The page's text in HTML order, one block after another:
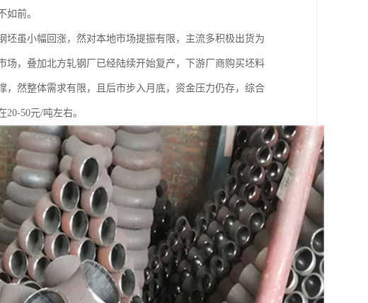
如前。
虽小幅回涨，然对本地市场提振有限，主流多积极出货为
，叠加北方轧钢厂已经陆续开始复产，下游厂商购买坯料
然整体需求有限，且后市步入月底，资金压力仍存，综合
50元/吨左右。